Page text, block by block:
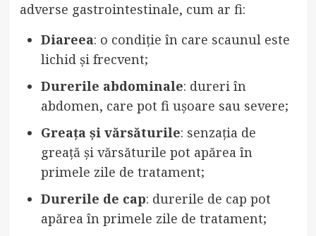
adverse gastrointestinale, cum ar fi:
Diareea: o condiție în care scaunul este
lichid și frecvent;
Durerile abdominale: dureri în
abdomen, care pot fi ușoare sau severe;
Greața și vărsăturile: senzația de
greață și vărsăturile pot apărea în
primele zile de tratament;
Durerile de cap: durerile de cap pot
apărea în primele zile de tratament;